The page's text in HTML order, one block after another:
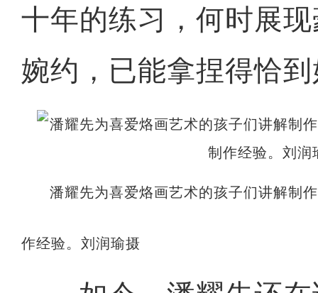
十年的练习，何时展
婉约，已能拿捏得恰
潘耀先为喜爱烙画艺术的孩子们讲解制
作经验。刘润瑜摄